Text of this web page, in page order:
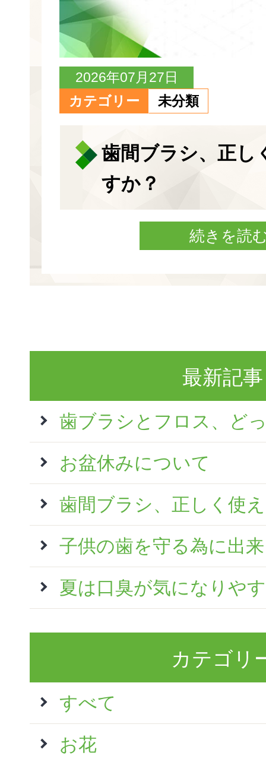
2026年07月27日
カテゴリー
未分類
歯間ブラシ、正し
すか？
続きを読
最新記事
歯ブラシとフロス、ど
お盆休みについて
歯間ブラシ、正しく使
子供の歯を守る為に出
夏は口臭が気になりや
カテゴリ
すべて
お花